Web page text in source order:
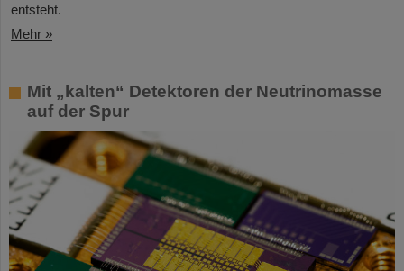
entsteht.
Mehr »
Mit „kalten“ Detektoren der Neutrinomasse
auf der Spur